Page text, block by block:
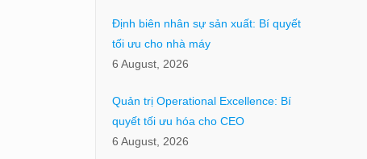
Định biên nhân sự sản xuất: Bí quyết
tối ưu cho nhà máy
6 August, 2026
Quản trị Operational Excellence: Bí
quyết tối ưu hóa cho CEO
6 August, 2026